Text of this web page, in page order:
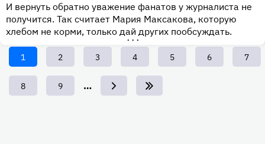
И вернуть обратно уважение фанатов у журналиста не
получится. Так считает Мария Максакова, которую
хлебом не корми, только дай других пообсуждать.
•••
Текущая
страница
1 Page
2 Page
3 Page
4 Page
5 Page
6 Page
7
Page
8 Page
9 …